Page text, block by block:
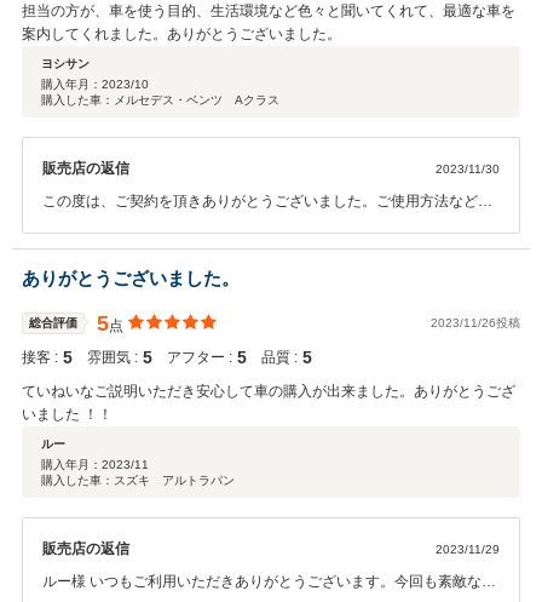
担当の方が、車を使う目的、生活環境など色々と聞いてくれて、最適な車を
案内してくれました。ありがとうございました。
ヨシサン
購入年月： 2023/10
購入した車：メルセデス・ベンツ Aクラス
販売店の返信 2023/11/30
この度は、ご契約を頂きありがとうございました。ご使用方法などご
ありがとうございました。
総合評価 5点 2023/11/26投稿
接客 : 5 雰囲気 : 5 アフター : 5 品質 : 5
ていねいなご説明いただき安心して車の購入が出来ました。ありがとうござ
いました ！！
ルー
購入年月： 2023/11
購入した車：スズキ アルトラパン
販売店の返信 2023/11/29
ルー様 いつもご利用いただきありがとうございます。今回も素敵な１